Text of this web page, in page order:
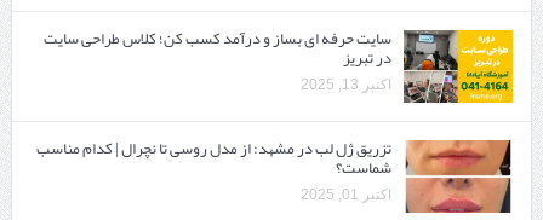
سایت حرفه ‌ای بساز و درآمد کسب کن؛ کلاس طراحی سایت
در تبریز
اکتبر 13, 2025
تزریق ژل لب در مشهد: از مدل روسی تا نچرال | کدام مناسب
شماست؟
اکتبر 01, 2025